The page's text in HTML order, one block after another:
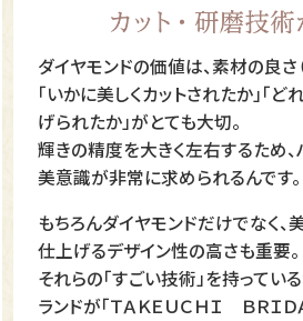
ダイヤモンドの価値は、素材の良さ
「いかに美しくカットされたか」「
げられたか」がとても大切。
輝きの精度を大きく左右するため
美意識が非常に求められるんです。
もちろんダイヤモンドだけでなく、
仕上げるデザイン性の高さも重要。
それらの「すごい技術」を持って
ランドが「ＴＡＫＥＵＣＨＩ ＢＲＩＤ